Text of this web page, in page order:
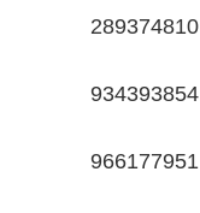
289374810
934393854
966177951